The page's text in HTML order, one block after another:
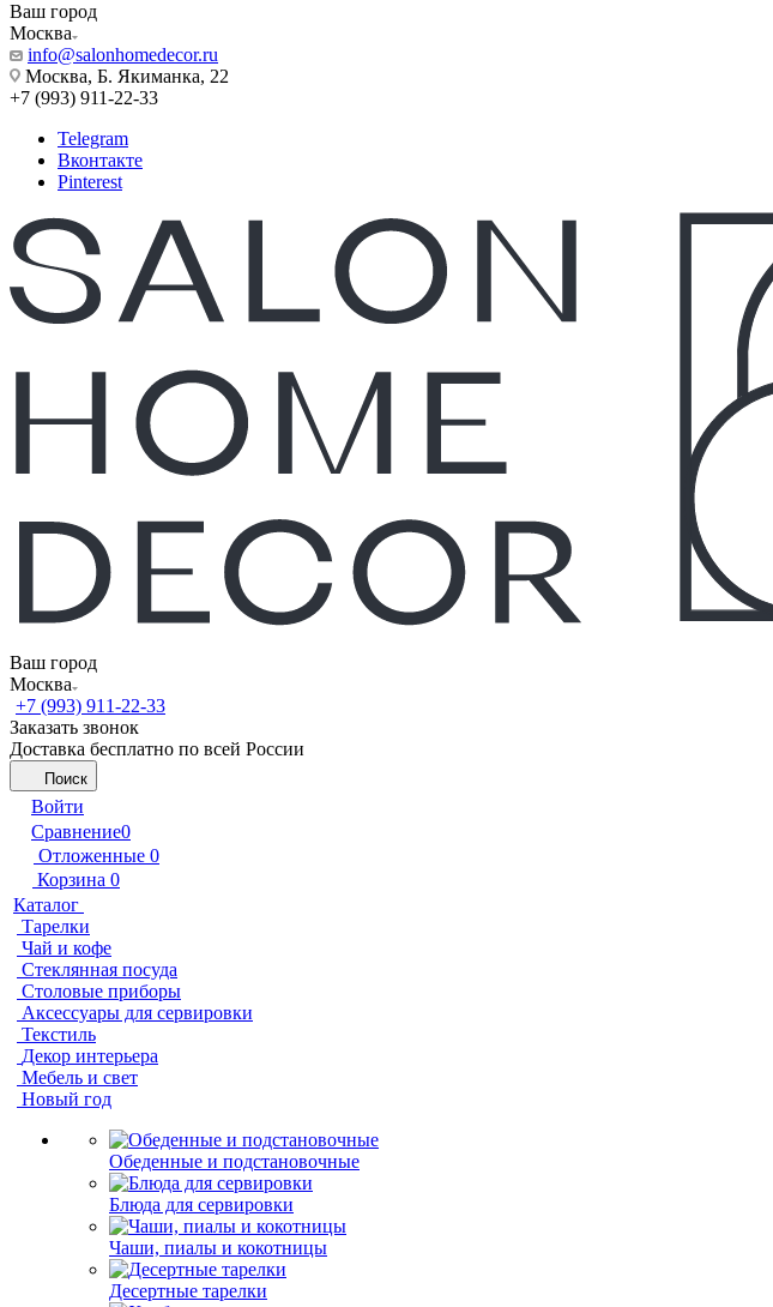
Ваш город
Москва
info@salonhomedecor.ru
Москва, Б. Якиманка, 22
+7 (993) 911-22-33
Telegram
Вконтакте
Pinterest
Ваш город
Москва
+7 (993) 911-22-33
Заказать звонок
Доставка бесплатно по всей России
Поиск
Войти
Сравнение0
Отложенные 0
Корзина 0
Каталог
Тарелки
Чай и кофе
Стеклянная посуда
Столовые приборы
Аксессуары для сервировки
Текстиль
Декор интерьера
Мебель и свет
Новый год
Обеденные и подстановочные
Блюда для сервировки
Чаши, пиалы и кокотницы
Десертные тарелки